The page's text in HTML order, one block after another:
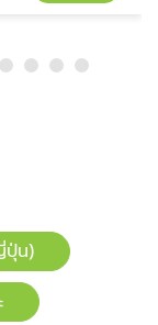
ปุ่น)